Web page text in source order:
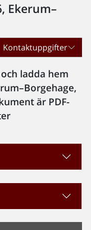
Ekerum–
Kontaktuppgifter
ladda hem
är PDF-